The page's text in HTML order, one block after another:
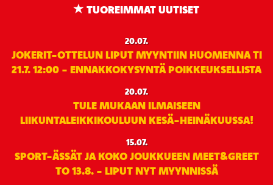
TUOREIMMAT UUTISET
20.07.
JOKERIT-OTTELUN LIPUT MYYNTIIN HUOMENNA TI
21.7. 12:00 - ENNAKKOKYSYNTÄ POIKKEUKSELLISTA
20.07.
TULE MUKAAN ILMAISEEN
LIIKUNTALEIKKIKOULUUN KESÄ-HEINÄKUUSSA!
15.07.
SPORT-ÄSSÄT JA KOKO JOUKKUEEN MEET&GREET
TO 13.8. - LIPUT NYT MYYNNISSÄ